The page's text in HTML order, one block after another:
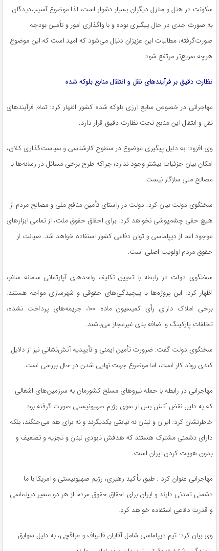
سکونت در هتل و منازل دیگران بسیار دشوار است، لذا موضوع آسیب‌دیدگان
به صورت جدی در حال پیگیری بوده و با واگذاری امور و تأمین بودجه
صورت‌گرفته، مطالبات این عزیزان دنبال می‌شود که امید است که این موضوع
هرچه سریع‌تر مرتفع شود.
نظارت دقیق بر فرآیندهای نقل و انتقال منابع بلوکه شده
مهاجرانی در خصوص منابع ارزی بلوکه شده کشور اظهار کرد: تمام فرآیندهای
نقل و انتقال این منابع تحت نظارت دقیق قرار دارد.
وی افزود: به دلیل پیگیری موضوع در سطوح کارشناسی و سیاست‌گذاری کلان،
امکان بیان جزئیات بیشتر وجود ندارد؛ چراکه طرح برخی مسائل در رسانه‌ها با
مصالح ملی سازگار نیست.
سخنگوی دولت بیان کرد: دولت در راستای تأمین منافع ملی و مصالح مردم از
هیچ حقی چشم‌پوشی نخواهد کرد. برای احقاق حقوق ملت، از تمامی ابزارهای
موجود اعم از دیپلماسی و توان دفاعی کشور استفاده خواهد شد. صیانت از
حقوق مردم اولویت اصلی است.
سخنگوی دولت در رابطه با تعیین تکلیف واحدهای آپارتمانی سامانه ساغر،
اظهار کرد: این پروژه‌ها با پیچیدگی‌های حقوقی و شهرسازی مواجه هستند.
برخی املاک دارای رأی کمیسیون ماده ۱۰۰، جریمه‌های پرداخت نشده،
تخلفات پارکینگ و اضافه بنای غیرمجاز می‌باشند.
سخنگوی دولت گفت: ضرورت تأمین ایمنی و تأییدیه آتش‌نشانی نیز از دلایل
کندی روند کار است، اما موضوع جهت نهایی شدن در حال بررسی است.
مهاجرانی در رابطه با حمله نیروهای مسلح کشورمان به سرزمین‌های اشغالی
که به دلیل نقض آتش بس از سوی رژیم صهیونیستی صورت گرفته بود
خاطرنشان کرد: ایران و لبنان نه نیابتی یکدیگرند و نه برای هم می‌جنگند، بلکه
دارای دشمنی مشترک هستند که هدفش نابودی لبنان و تجزیه و تضعیف و
بدون هویت کردن ایران است.
مهاجرانی عنوان کرد : طبق تأکید رهبری، رژیم صهیونیستی و امریکا با ما
دشمنی تمدنی دارند و ایران برای احقاق حقوق مردم از هر دو مسیر دیپلماسی
و قدرت دفاعی استفاده خواهد کرد.
وی بیان کرد: تیم دیپلماسی شامل آقایان قالیباف و عراقچی، به دلیل سوابق